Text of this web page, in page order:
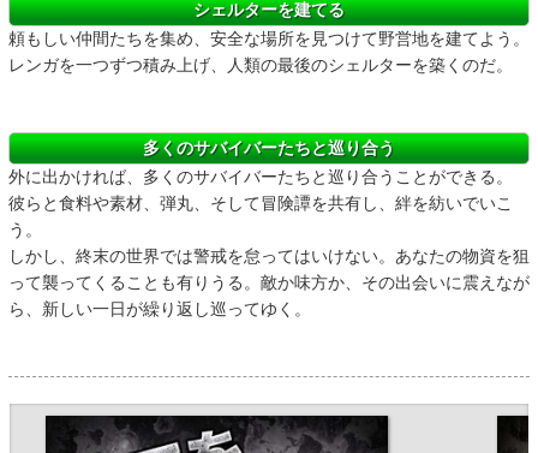
シェルターを建てる
頼もしい仲間たちを集め、安全な場所を見つけて野営地を建てよう。
レンガを一つずつ積み上げ、人類の最後のシェルターを築くのだ。
多くのサバイバーたちと巡り合う
外に出かければ、多くのサバイバーたちと巡り合うことができる。
彼らと食料や素材、弾丸、そして冒険譚を共有し、絆を紡いでいこ
う。
しかし、終末の世界では警戒を怠ってはいけない。あなたの物資を狙
って襲ってくることも有りうる。敵か味方か、その出会いに震えなが
ら、新しい一日が繰り返し巡ってゆく。